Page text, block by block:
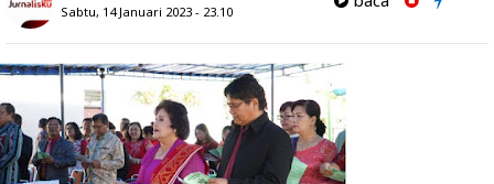
Sabtu, 14 Januari 2023 - 23.10